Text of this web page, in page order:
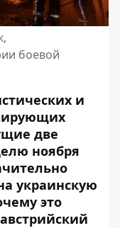
боевой
и
две
ноября
украинскую
это